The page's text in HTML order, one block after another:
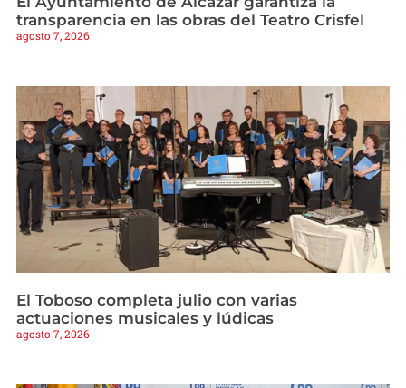
transparencia en las obras del Teatro Crisfel
agosto 7, 2026
El Toboso completa julio con varias
actuaciones musicales y lúdicas
agosto 7, 2026